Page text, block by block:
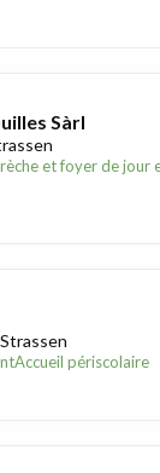
Sàrl
et foyer de jour
Accueil périscolaire